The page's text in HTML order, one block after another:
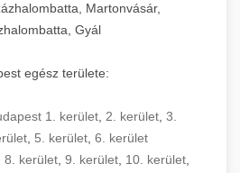
Martonvásár,
Gyál
egész területe:
1. kerület, 2. kerület, 3.
, 5. kerület, 6. kerület
8. kerület, 9. kerület, 10. kerület,